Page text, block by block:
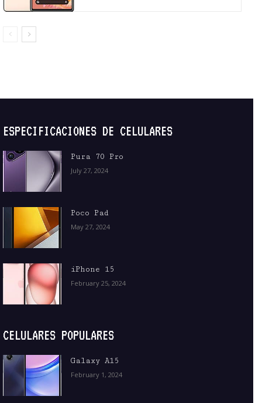
ESPECIFICACIONES DE CELULARES
Pura 70 Pro
July 27, 2024
Poco Pad
May 27, 2024
iPhone 15
February 25, 2024
CELULARES POPULARES
Galaxy A15
February 1, 2024